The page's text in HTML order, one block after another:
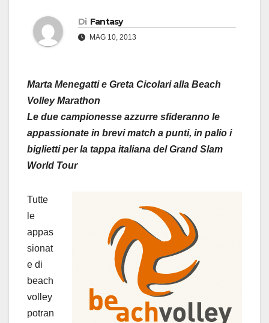
Di Fantasy
MAG 10, 2013
Marta Menegatti e Greta Cicolari alla Beach
Volley Marathon
Le due campionesse azzurre sfideranno le
appassionate in brevi match a punti, in palio i
biglietti per la tappa italiana del Grand Slam
World Tour
Tutte
le
appas
sionat
e di
beach
volley
potran